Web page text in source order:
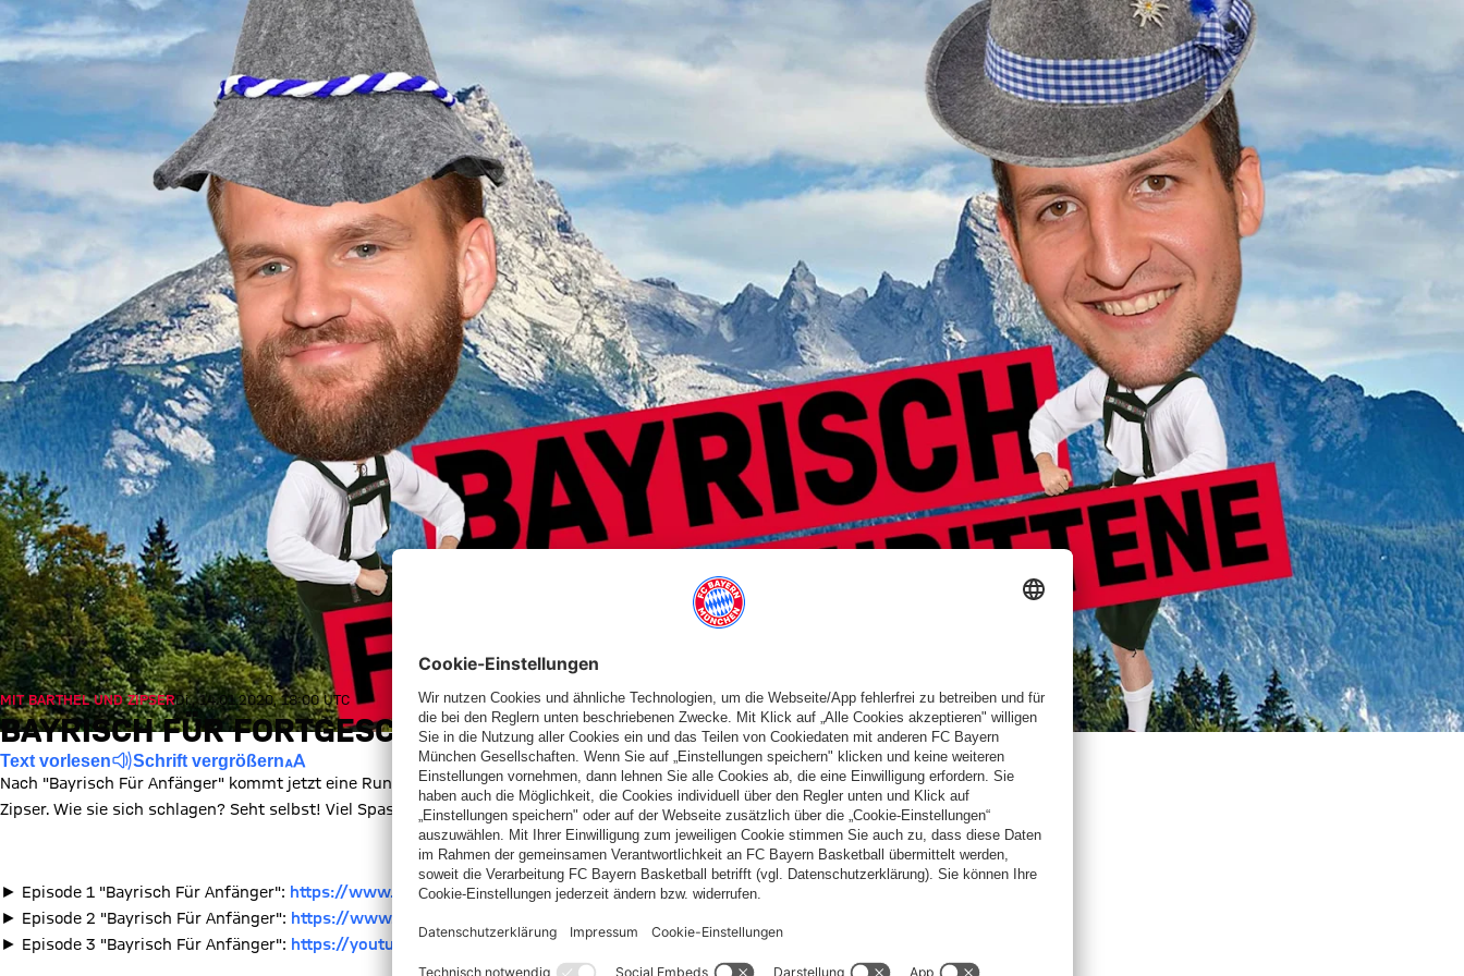
MIT BARTHEL UND ZIPSERDi., 14.01.2020, 18:00 UTC
BAYRISCH FÜR FORTGESCHRITTENE 1
Text vorlesen Schrift vergrößern
Nach "Bayrisch Für Anfänger" kommt jetzt eine Runde für die vermeintlich fortgeschrittenen Spieler: Danilo Barthel und Paul
Zipser. Wie sie sich schlagen? Seht selbst! Viel Spass!
► Episode 1 "Bayrisch Für Anfänger": https://www.youtube.com/watch?v=yK_iA...
► Episode 2 "Bayrisch Für Anfänger": https://www.youtube.com/watch?v=WhVze...
► Episode 3 "Bayrisch Für Anfänger": https://youtu.be/JkgTAdiVnUI